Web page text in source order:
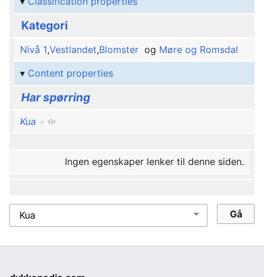
Kategori
Nivå 1,Vestlandet,Blomsterog Møre og Romsdal
Content properties
Har spørring
Kua +
Ingen egenskaper lenker til denne siden.